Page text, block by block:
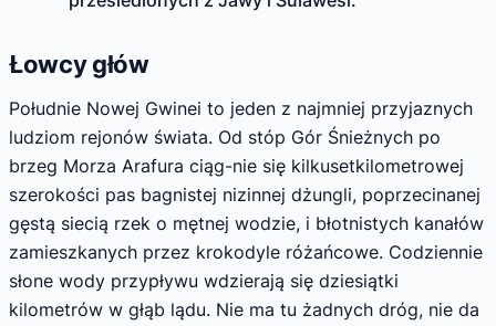
Łowcy głów
Południe Nowej Gwinei to jeden z najmniej przyjaznych
ludziom rejonów świata. Od stóp Gór Śnieżnych po
brzeg Morza Arafura ciąg-nie się kilkusetkilometrowej
szerokości pas bagnistej nizinnej dżungli, poprzecinanej
gęstą siecią rzek o mętnej wodzie, i błotnistych kanałów
zamieszkanych przez krokodyle różańcowe. Codziennie
słone wody przypływu wdzierają się dziesiątki
kilometrów w głąb lądu. Nie ma tu żadnych dróg, nie da